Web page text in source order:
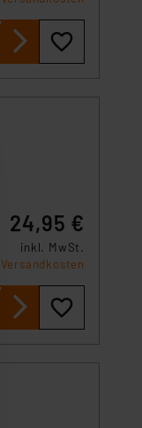
24,95 €
inkl. MwSt.